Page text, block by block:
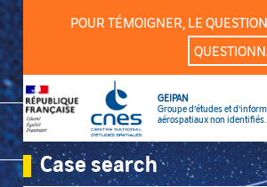
POUR TÉMOIGNER, LE
GEIPAN
Groupe d’études et
aérospatiaux non identifiés.
Case search